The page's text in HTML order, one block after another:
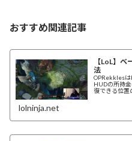
おすすめ関連記事
【LoL】
法
OPRekklesは
HUDの所持
復できる位置
lolninja.net